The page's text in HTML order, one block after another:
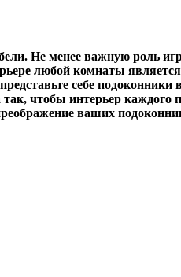
Не менее важную роль
любой комнаты
себе
чтобы интерьер каждого
ваших